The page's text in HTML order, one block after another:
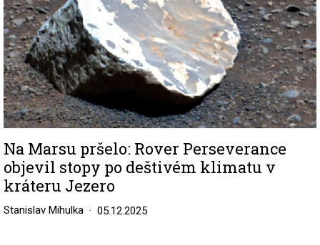
Na Marsu pršelo: Rover Perseverance
objevil stopy po deštivém klimatu v
kráteru Jezero
Stanislav Mihulka 05.12.2025